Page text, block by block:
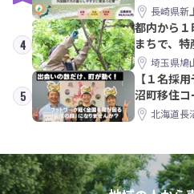
島町長崎県新
4
都内から
まちで、
PRメンバー
埼玉県鳩
5
【１名採
沼町移住
す！北海道長